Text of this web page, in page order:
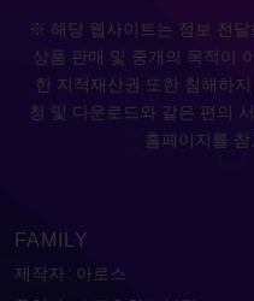
※ 해당 웹사이트는 정보 전
상품 판매 및 중개의 목적이
한 지적재산권 또한 침해하
청 및 다운로드와 같은 편의
홈페이지를
FAMILY
제작자 : 아로스